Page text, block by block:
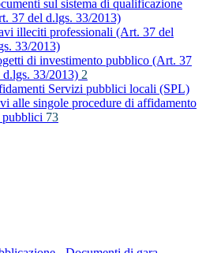
sul sistema di qualificazione
37 del d.lgs. 33/2013)
illeciti professionali (Art. 37 del
33/2013)
di investimento pubblico (Art. 37
d.lgs. 33/2013) 2
Servizi pubblici locali (SPL)
alle singole procedure di affidamento
73